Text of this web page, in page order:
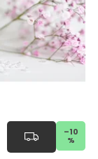
–10
%